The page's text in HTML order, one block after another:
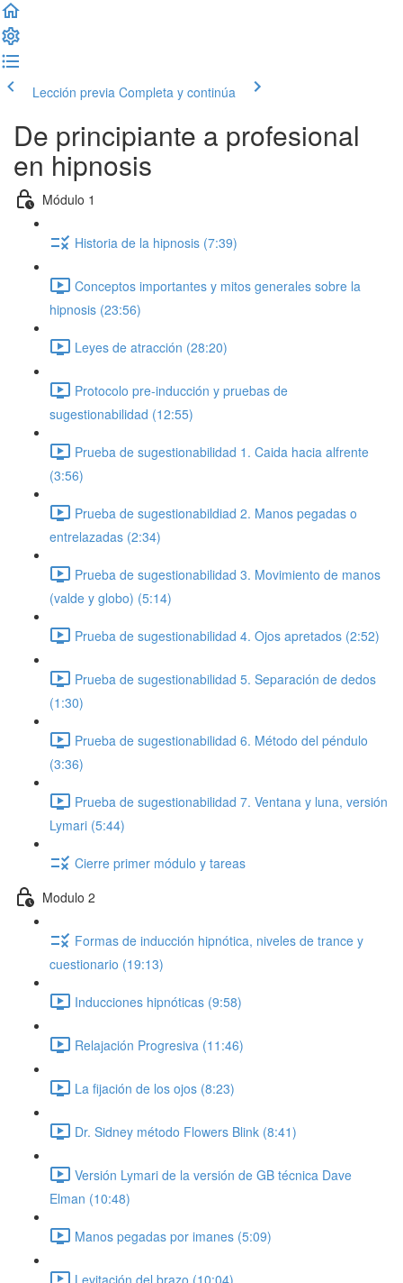
Lección previa Completa y continúa
De principiante a profesional
en hipnosis
Módulo 1
Historia de la hipnosis (7:39)
Conceptos importantes y mitos generales sobre la
hipnosis (23:56)
Leyes de atracción (28:20)
Protocolo pre-inducción y pruebas de
sugestionabilidad (12:55)
Prueba de sugestionabilidad 1. Caida hacia alfrente
(3:56)
Prueba de sugestionabildiad 2. Manos pegadas o
entrelazadas (2:34)
Prueba de sugestionabilidad 3. Movimiento de manos
(valde y globo) (5:14)
Prueba de sugestionabilidad 4. Ojos apretados (2:52)
Prueba de sugestionabilidad 5. Separación de dedos
(1:30)
Prueba de sugestionabilidad 6. Método del péndulo
(3:36)
Prueba de sugestionabilidad 7. Ventana y luna, versión
Lymari (5:44)
Cierre primer módulo y tareas
Modulo 2
Formas de inducción hipnótica, niveles de trance y
cuestionario (19:13)
Inducciones hipnóticas (9:58)
Relajación Progresiva (11:46)
La fijación de los ojos (8:23)
Dr. Sidney método Flowers Blink (8:41)
Versión Lymari de la versión de GB técnica Dave
Elman (10:48)
Manos pegadas por imanes (5:09)
Levitación del brazo (10:04)